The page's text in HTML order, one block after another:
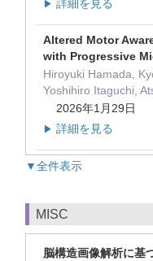
▶ 詳細を見る
Altered Motor
with Progressive
Hiroyuki Hamada,
Yoshihiro Itaguchi,
2026年1月29日
▶ 詳細を見る
▼全件表示
MISC
脳構造画像解析に基